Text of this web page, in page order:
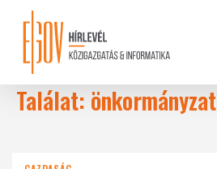
content
Találat: